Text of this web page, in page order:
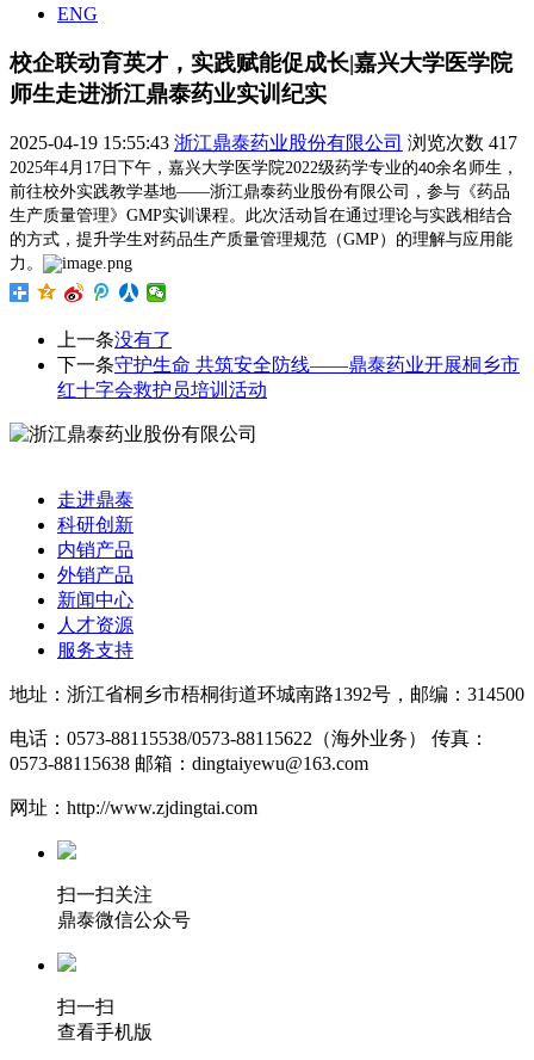
ENG
校企联动育英才，实践赋能促成长|嘉兴大学医学院
师生走进浙江鼎泰药业实训纪实
2025-04-19 15:55:43 浙江鼎泰药业股份有限公司 浏览次数 417
2025年4月17 日下午，嘉兴大学医学院2022级药学专业的40余名师生，
前往校外实践教学基地——浙江鼎泰药业股份有限公司，参与《药品
生产质量管理》GMP实训课程。此次活动旨在通过理论与实践相结合
的方式，提升学生对药品生产质量管理规范（GMP）的理解与应用能
力。
上一条没有了
下一条守护生命 共筑安全防线——鼎泰药业开展桐乡市
红十字会救护员培训活动
走进鼎泰
科研创新
内销产品
外销产品
新闻中心
人才资源
服务支持
地址：浙江省桐乡市梧桐街道环城南路1392号，邮编：314500
电话：0573-88115538/0573-88115622（海外业务） 传真：
0573-88115638 邮箱：dingtaiyewu@163.com
网址：http://www.zjdingtai.com
扫一扫关注
鼎泰微信公众号
扫一扫
查看手机版